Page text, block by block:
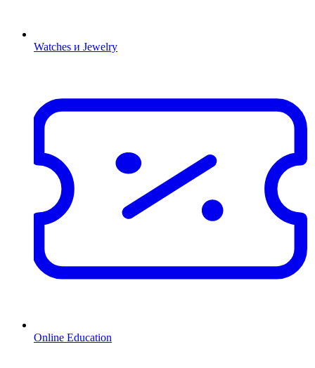
Watches и Jewelry
Online Education